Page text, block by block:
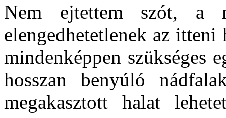
Nem ejtettem szót, a
elengedhetetlenek az
mindenképpen szükséges
hosszan benyúló
megakasztott halat